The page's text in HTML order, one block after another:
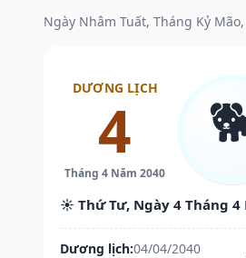
Ngày Nhâm Tuất, Tháng Kỷ
DƯƠNG LỊCH
4
Tháng 4 Năm 2040
☀️ Thứ Tư, Ngày 4 Tháng 4
Dương lịch:04/04/2040